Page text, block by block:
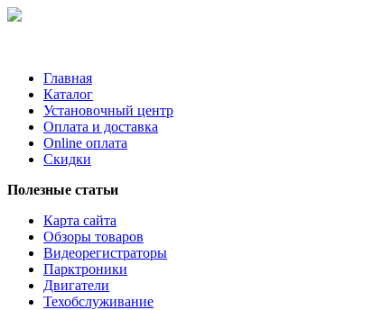
Главная
Каталог
Установочный центр
Оплата и доставка
Online оплата
Скидки
Полезные статьи
Карта сайта
Обзоры товаров
Видеорегистраторы
Парктроники
Двигатели
Техобслуживание